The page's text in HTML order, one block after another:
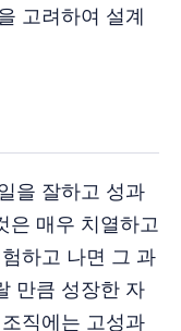
고려하여 설계
을 잘하고 성과
은 매우 치열하고
하고 나면 그 과
만큼 성장한 자
직에는 고성과